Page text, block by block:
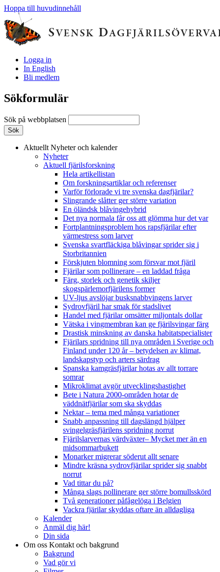
Hoppa till huvudinnehåll
Logga in
In English
Bli medlem
Sökformulär
Sök på webbplatsen
Aktuellt Nyheter och kalender
Nyheter
Aktuell fjärilsforskning
Hela artikellistan
Om forskningsartiklar och referenser
Varför förlorade vi tre svenska dagfjärilar?
Slingrande slåtter ger större variation
En öländsk blåvingehybrid
Det nya normala får oss att glömma hur det var
Fortplantningsproblem hos rapsfjärilar efter
värmestress som larver
Svenska svartfläckiga blåvingar sprider sig i
Storbritannien
Förskjuten blomning som försvar mot fjäril
Fjärilar som pollinerare – en laddad fråga
Färg, storlek och genetik skiljer
skogspärlemorfjärilens former
UV-ljus avslöjar busksnabbvingens larver
Sydrovfjäril har smak för stadslivet
Handel med fjärilar omsätter miljontals dollar
Vätska i vingmembran kan ge fjärilsvingar färg
Drastisk minskning av danska habitatspecialister
Fjärilars spridning till nya områden i Sverige och
Finland under 120 år– betydelsen av klimat,
landskapstyp och arters särdrag
Spanska kamgräsfjärilar hotas av allt torrare
somrar
Mikroklimat avgör utvecklingshastighet
Bete i Natura 2000-områden hotar de
väddnätfjärilar som ska skyddas
Nektar – tema med många variationer
Snabb anpassning till dagslängd hjälper
svingelgräsfjärilens spridning norrut
Fjärilslarvernas värdväxter– Mycket mer än en
midsommarbukett
Monarker migrerar söderut allt senare
Mindre kräsna sydrovfjärilar sprider sig snabbt
norrut
Vad tittar du på?
Många slags pollinerare ger större bomullsskörd
Två generationer påfågelöga i Belgien
Vackra fjärilar skyddas oftare än alldagliga
Kalender
Anmäl dig här!
Din sida
Om oss Kontakt och bakgrund
Bakgrund
Vad gör vi